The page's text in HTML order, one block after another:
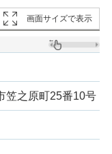
画面サイズで表示
笠之原町25番10号